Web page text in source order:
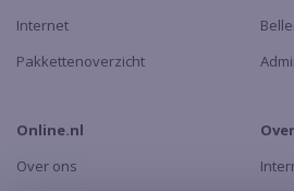
Internet
Pakkettenoverzicht
Online.nl
Over ons